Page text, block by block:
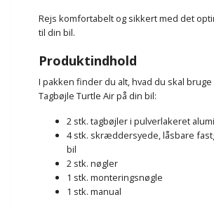
Rejs komfortabelt og sikkert med det
til din bil.
Produktindhold
I pakken finder du alt, hvad du skal
Tagbøjle Turtle Air på din bil:
2 stk. tagbøjler i pulverlakeret
4 stk. skræddersyede, låsbare
bil
2 stk. nøgler
1 stk. monteringsnøgle
1 stk. manual